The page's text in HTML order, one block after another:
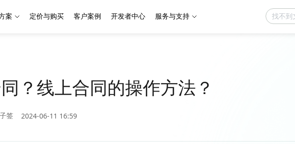
案 定价与购买 客户案例 开发者中心 服务与支持
？线上合同的操作方法？
签 2024-06-11 16:59